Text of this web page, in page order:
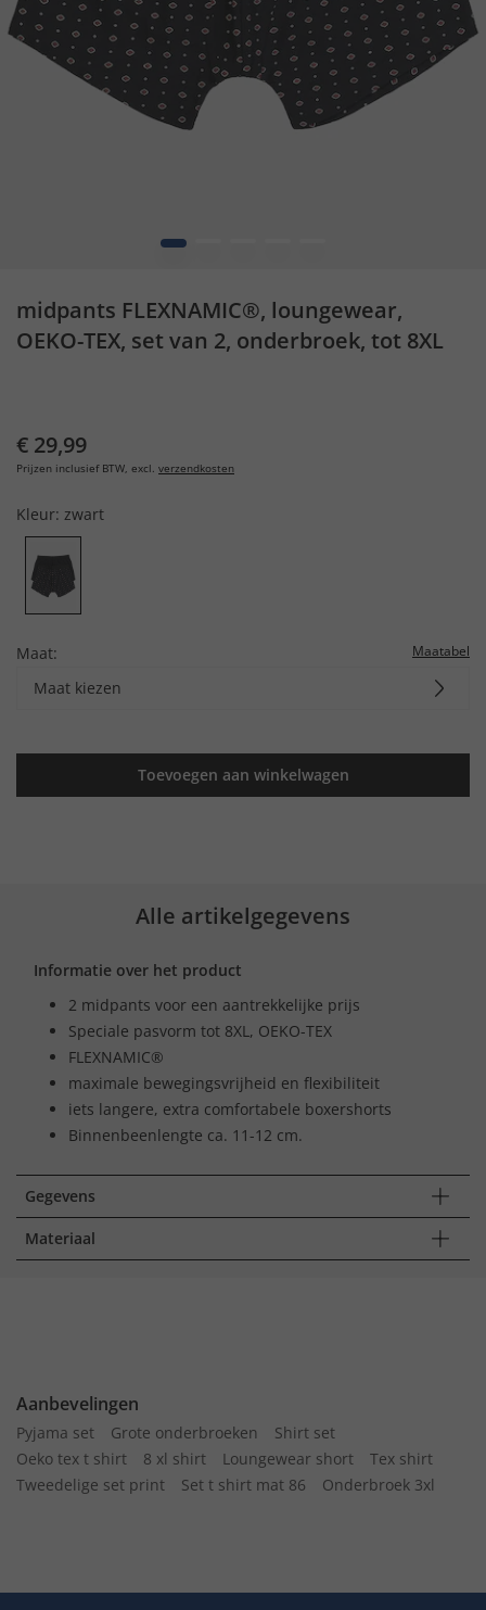
1
midpants FLEXNAMIC®, loungewear,
OEKO-TEX, set van 2, onderbroek, tot 8XL
€ 29,99
Prijzen inclusief BTW, excl. verzendkosten
Kleur: zwart
Maat: Maatabel
Maat kiezen
Toevoegen aan winkelwagen
Alle artikelgegevens
Informatie over het product
2 midpants voor een aantrekkelijke prijs
Speciale pasvorm tot 8XL, OEKO-TEX
FLEXNAMIC®
maximale bewegingsvrijheid en flexibiliteit
iets langere, extra comfortabele boxershorts
Binnenbeenlengte ca. 11-12 cm.
Gegevens
Materiaal
Aanbevelingen
Pyjama set Grote onderbroeken
Shirt set
Oeko tex t shirt
8 xl shirt Loungewear short
Tex shirt
Tweedelige set print
Set t shirt mat 86 Onderbroek 3xl